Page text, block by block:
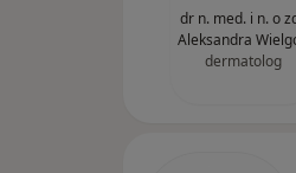
dr n. med. i n. o
Aleksandra
dermatolog